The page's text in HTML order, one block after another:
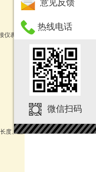
意见反馈
热线电话
微信扫码
表）
度、直